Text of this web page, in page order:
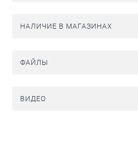
НАЛИЧИЕ В МАГАЗИНАХ
ФАЙЛЫ
ВИДЕО